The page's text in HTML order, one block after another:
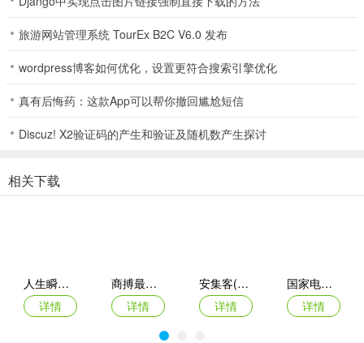
5. 便捷辅助：为用户学习与办公场景提供便捷辅助。
清砚翻译助手(翻译办公辅助)常见问题
1. 清砚翻译助手支持哪些功能？
答：支持文本翻译、拍照翻译、图片识字、图片转Word、文本转PDF
2. 软件操作难不难？
4. 能满足哪些需求？
答：可满足日常语言翻译、文档处理等基础需求。
旅游网站管理系统 TourEx B2C V6.0 发布
wordpress博客如何优化，设置更符合搜索引擎优化
真有后悔药：这款App可以帮你撤回尴尬短信
Discuz! X2验证码的产生和验证及随机数产生探讨
相关下载
人生瞬间最新手机版
详情
商搏最新手机版
详情
安集客(服务工单管理)
详情
国家电投网络学院app
详情